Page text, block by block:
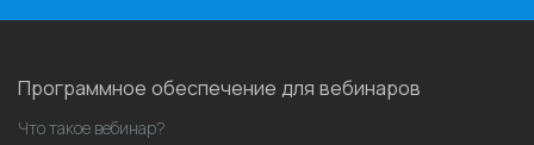
Программное обеспечение для вебинаров
Что такое вебинар?